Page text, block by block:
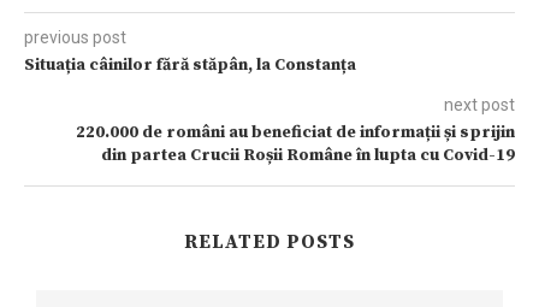
previous post
Situația câinilor fără stăpân, la Constanța
next post
220.000 de români au beneficiat de informații și sprijin
din partea Crucii Roșii Române în lupta cu Covid-19
RELATED POSTS